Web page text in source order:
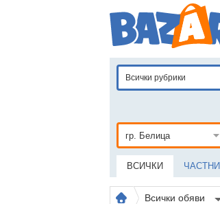
Всички рубрики
ВСИЧКИ ЧАСТНИ
Всички обяви